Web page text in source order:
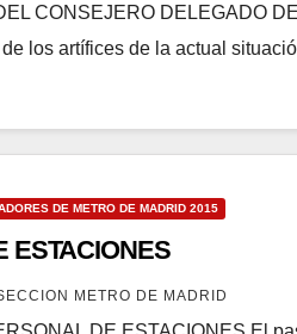
CONSEJERO DELEGADO
los artífices de la actual
DE METRO DE MADRID 2015
ESTACIONES
METRO DE MADRID